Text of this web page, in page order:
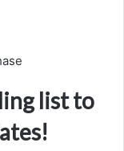
list to